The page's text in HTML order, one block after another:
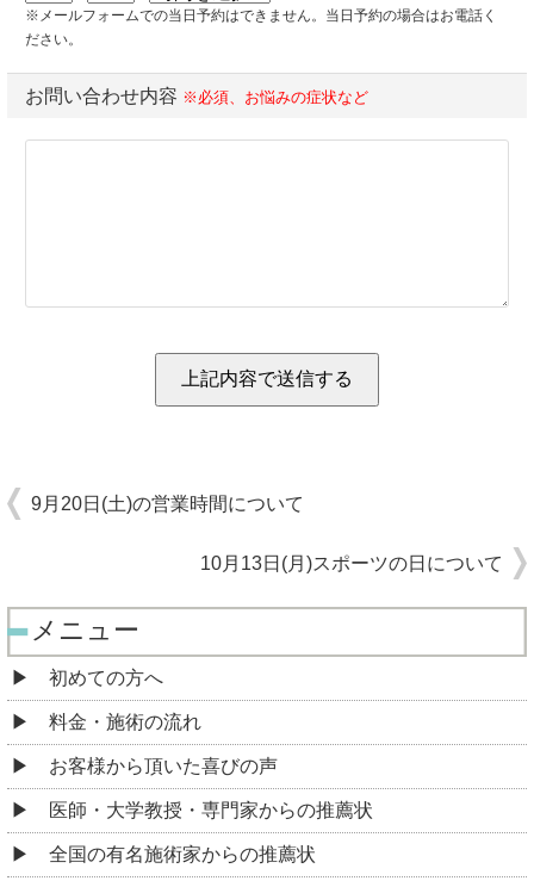
※メールフォームでの当日予約はできません。当日予約の場合はお電話く
ださい。
お問い合わせ内容 ※必須、お悩みの症状など
9月20日(土)の営業時間について
10月13日(月)スポーツの日について
メニュー
初めての方へ
料金・施術の流れ
お客様から頂いた喜びの声
医師・大学教授・専門家からの推薦状
全国の有名施術家からの推薦状